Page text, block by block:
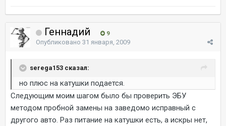
Геннадий 9
Опубликовано 31 января, 2009
serega153 сказал:
но плюс на катушки подается.
Следующим моим шагом было бы проверить ЭБУ
методом пробной замены на заведомо исправный с
другого авто. Раз питание на катушки есть, а искры нет,